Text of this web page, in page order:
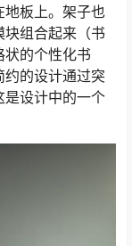
地板上。架子也
组合起来（书
的个性化书
约的设计通过突
是设计中的一个